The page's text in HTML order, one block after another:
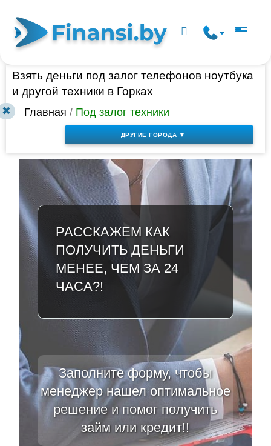
✖
Взять деньги под залог телефонов ноутбука
и другой техники в Горках
Главная / Под залог техники
ДРУГИЕ ГОРОДА ▼
РАССКАЖЕМ КАК
ПОЛУЧИТЬ ДЕНЬГИ
МЕНЕЕ, ЧЕМ ЗА 24
ЧАСА?!
Заполните форму, чтобы
менеджер нашел оптимальное
решение и помог получить
займ или кредит!!